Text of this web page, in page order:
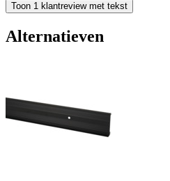
Toon 1 klantreview met tekst
Alternatieven